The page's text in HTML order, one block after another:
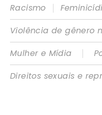
Racismo
|
Violência de gênero
Mulher e Mídia
|
Direitos sexuais e